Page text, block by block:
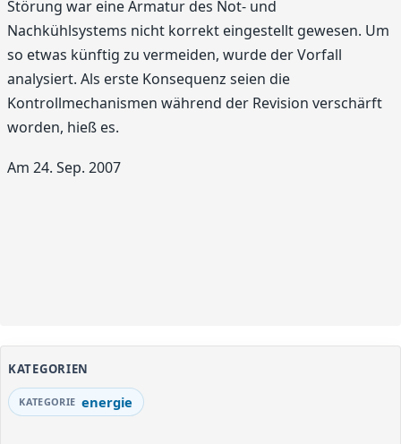
Störung war eine Armatur des Not- und
Nachkühlsystems nicht korrekt eingestellt gewesen. Um
so etwas künftig zu vermeiden, wurde der Vorfall
analysiert. Als erste Konsequenz seien die
Kontrollmechanismen während der Revision verschärft
worden, hieß es.
Am 24. Sep. 2007
KATEGORIEN
energie